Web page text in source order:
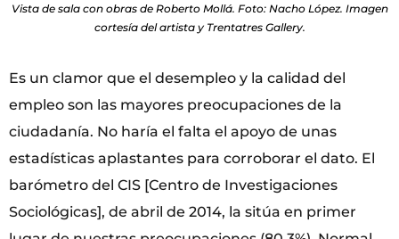
Vista de sala con obras de Roberto Mollá. Foto: Nacho López. Imagen
cortesía del artista y Trentatres Gallery.
Es un clamor que el desempleo y la calidad del
empleo son las mayores preocupaciones de la
ciudadanía. No haría el falta el apoyo de unas
estadísticas aplastantes para corroborar el dato. El
barómetro del CIS [Centro de Investigaciones
Sociológicas], de abril de 2014, la sitúa en primer